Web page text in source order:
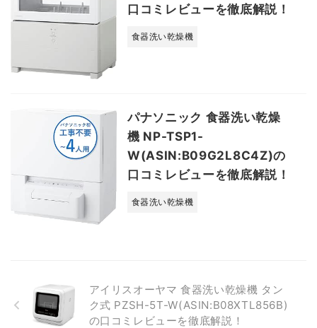
口コミレビューを徹底解説！
食器洗い乾燥機
パナソニック 食器洗い乾燥
機 NP-TSP1-
W(ASIN:B09G2L8C4Z)の
口コミレビューを徹底解説！
食器洗い乾燥機
アイリスオーヤマ 食器洗い乾燥機 タン
ク式 PZSH-5T-W(ASIN:B08XTL856B)
の口コミレビューを徹底解説！